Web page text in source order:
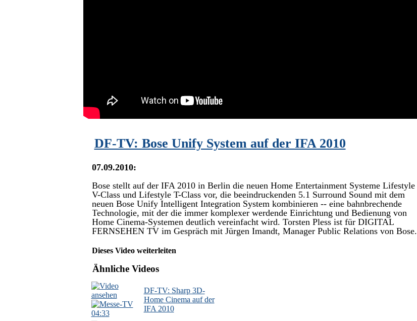
DF-TV: Bose Unify System auf der IFA 2010
07.09.2010:
Bose stellt auf der IFA 2010 in Berlin die neuen Home Entertainment Systeme Lifestyle
V-Class und Lifestyle T-Class vor, die beeindruckenden 5.1 Surround Sound mit dem
neuen Bose Unify Intelligent Integration System kombinieren -- eine bahnbrechende
Technologie, mit der die immer komplexer werdende Einrichtung und Bedienung von
Home Cinema-Systemen deutlich vereinfacht wird. Torsten Pless ist für DIGITAL
FERNSEHEN TV im Gespräch mit Jürgen Imandt, Manager Public Relations von Bose.
Dieses Video weiterleiten
Ähnliche Videos
04:33
DF-TV: Sharp 3D-
Home Cinema auf der
IFA 2010